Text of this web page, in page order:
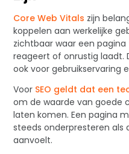
Core Web Vitals zijn
koppelen aan werkelijke
zichtbaar waar een
reageert of onrustig laadt.
ook voor gebruikservaring
Voor SEO geldt dat een
om de waarde van
laten komen. Een pagina
steeds onderpresteren als
aanvoelt.